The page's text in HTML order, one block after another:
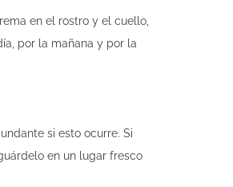
en el rostro y el cuello,
por la mañana y por la
si esto ocurre. Si
en un lugar fresco